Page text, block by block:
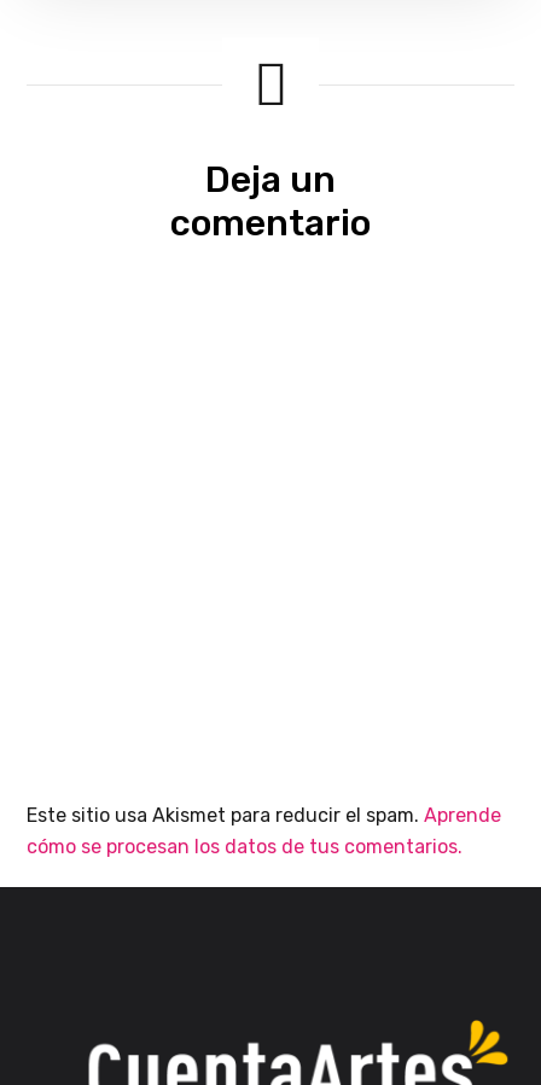
Deja un
comentario
Este sitio usa Akismet para reducir el spam.Aprende
cómo se procesan los datos de tus comentarios.